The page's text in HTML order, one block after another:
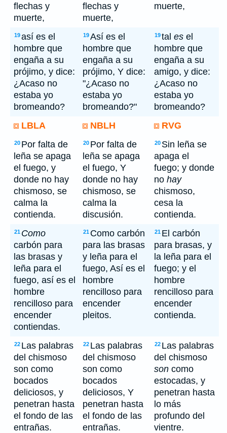
flechas y
muerte,
flechas y
muerte,
muerte,
19así es el
hombre que
engaña a su
prójimo, y dice:
¿Acaso no
estaba yo
bromeando?
19Así es el
hombre que
engaña a su
prójimo, Y dice:
"¿Acaso no
estaba yo
bromeando?"
19tal es el
hombre que
engaña a su
amigo, y dice:
¿Acaso no
estaba yo
bromeando?
LBLA
NBLH RVG
20 Por falta de
leña se apaga
el fuego, y
donde no hay
chismoso, se
calma la
contienda.
20 Por falta de
leña se apaga
el fuego, Y
donde no hay
chismoso, se
calma la
discusión.
20 Sin leña se
apaga el
fuego; y donde
no hay
chismoso,
cesa la
contienda.
21 Como
carbón para
las brasas y
leña para el
fuego, así es el
hombre
rencilloso para
encender
contiendas.
21 Como carbón
para las brasas
y leña para el
fuego, Así es el
hombre
rencilloso para
encender
pleitos.
21 El carbón
para brasas, y
la leña para el
fuego; y el
hombre
rencilloso para
encender
contienda.
22 Las palabras
del chismoso
son como
bocados
deliciosos, y
penetran hasta
el fondo de las
entrañas.
22 Las palabras
del chismoso
son como
bocados
deliciosos, Y
penetran hasta
el fondo de las
entrañas.
22 Las palabras
del chismoso
son como
estocadas, y
penetran hasta
lo más
profundo del
vientre.